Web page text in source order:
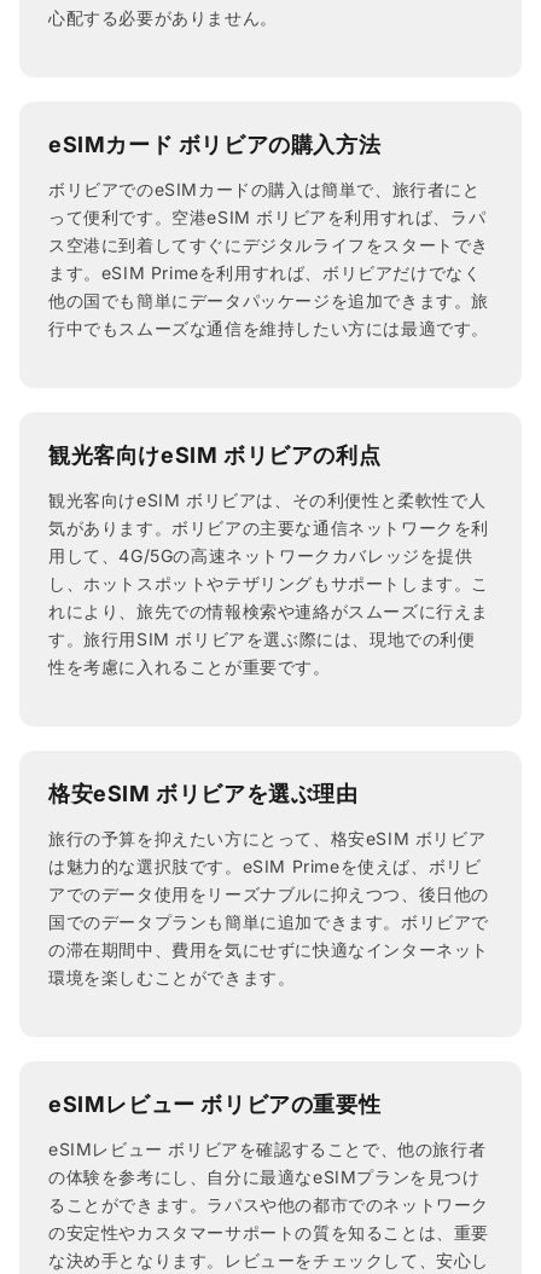
心配する必要がありません。
eSIMカード ボリビアの購入方法
ボリビアでのeSIMカードの購入は簡単で、旅行者にと
って便利です。空港eSIM ボリビアを利用すれば、ラパ
ス空港に到着してすぐにデジタルライフをスタートでき
ます。eSIM Primeを利用すれば、ボリビアだけでなく
他の国でも簡単にデータパッケージを追加できます。旅
行中でもスムーズな通信を維持したい方には最適です。
観光客向けeSIM ボリビアの利点
観光客向けeSIM ボリビアは、その利便性と柔軟性で人
気があります。ボリビアの主要な通信ネットワークを利
用して、4G/5Gの高速ネットワークカバレッジを提供
し、ホットスポットやテザリングもサポートします。こ
れにより、旅先での情報検索や連絡がスムーズに行えま
す。旅行用SIM ボリビアを選ぶ際には、現地での利便
性を考慮に入れることが重要です。
格安eSIM ボリビアを選ぶ理由
旅行の予算を抑えたい方にとって、格安eSIM ボリビア
は魅力的な選択肢です。eSIM Primeを使えば、ボリビ
アでのデータ使用をリーズナブルに抑えつつ、後日他の
国でのデータプランも簡単に追加できます。ボリビアで
の滞在期間中、費用を気にせずに快適なインターネット
環境を楽しむことができます。
eSIMレビュー ボリビアの重要性
eSIMレビュー ボリビアを確認することで、他の旅行者
の体験を参考にし、自分に最適なeSIMプランを見つけ
ることができます。ラパスや他の都市でのネットワーク
の安定性やカスタマーサポートの質を知ることは、重要
な決め手となります。レビューをチェックして、安心し